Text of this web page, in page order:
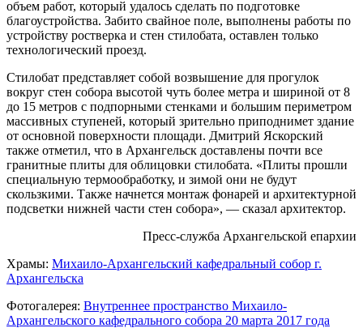
объем работ, который удалось сделать по подготовке
благоустройства. Забито свайное поле, выполнены работы по
устройству ростверка и стен стилобата, оставлен только
технологический проезд.
Стилобат представляет собой возвышение для прогулок
вокруг стен собора высотой чуть более метра и шириной от 8
до 15 метров с подпорными стенками и большим периметром
массивных ступеней, который зрительно приподнимет здание
от основной поверхности площади. Дмитрий Яскорский
также отметил, что в Архангельск доставлены почти все
гранитные плиты для облицовки стилобата. «Плиты прошли
специальную термообработку, и зимой они не будут
скользкими. Также начнется монтаж фонарей и архитектурной
подсветки нижней части стен собора», — сказал архитектор.
Пресс-служба Архангельской епархии
Храмы: Михаило-Архангельский кафедральный собор г.
Архангельска
Фотогалерея: Внутреннее пространство Михаило-
Архангельского кафедрального собора 20 марта 2017 года